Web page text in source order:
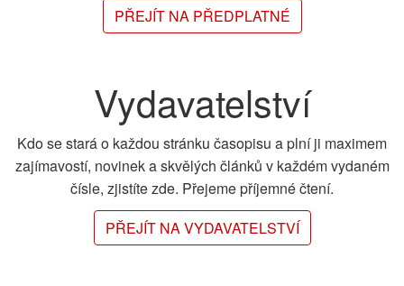
PŘEJÍT NA PŘEDPLATNÉ
Vydavatelství
Kdo se stará o každou stránku časopisu a plní ji maximem
zajímavostí, novinek a skvělých článků v každém vydaném
čísle, zjistíte zde. Přejeme příjemné čtení.
PŘEJÍT NA VYDAVATELSTVÍ